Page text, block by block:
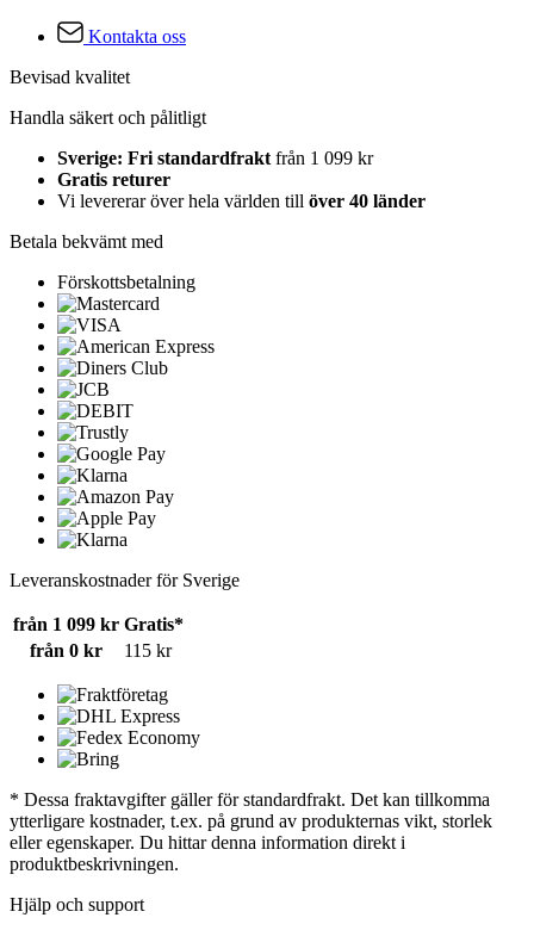
Kontakta oss
Bevisad kvalitet
Handla säkert och pålitligt
Sverige: Fri standardfrakt från 1 099 kr
Gratis returer
Vi levererar över hela världen till över 40 länder
Betala bekvämt med
Förskottsbetalning
Leveranskostnader för Sverige
från 1 099 kr Gratis*
från 0 kr
115 kr
* Dessa fraktavgifter gäller för standardfrakt. Det kan tillkomma
ytterligare kostnader, t.ex. på grund av produkternas vikt, storlek
eller egenskaper. Du hittar denna information direkt i
produktbeskrivningen.
Hjälp och support